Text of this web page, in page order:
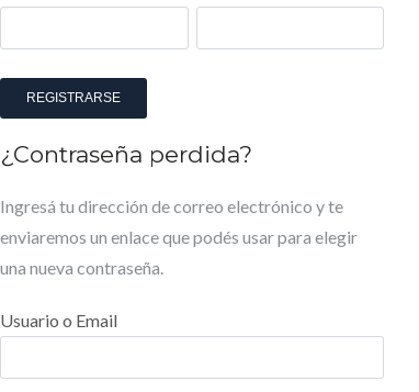
REGISTRARSE
¿Contraseña perdida?
Ingresá tu dirección de correo electrónico y te
enviaremos un enlace que podés usar para elegir
una nueva contraseña.
Usuario o Email